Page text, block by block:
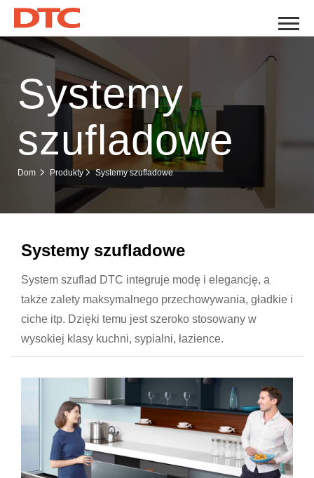
Systemy
szufladowe
Dom Produkty Systemy szufladowe
Systemy szufladowe
System szuflad DTC integruje modę i elegancję, a
także zalety maksymalnego przechowywania, gładkie i
ciche itp. Dzięki temu jest szeroko stosowany w
wysokiej klasy kuchni, sypialni, łazience.